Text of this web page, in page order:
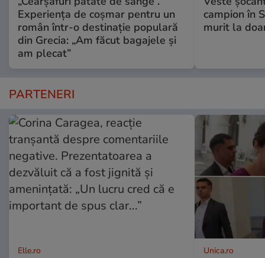
Experiența de coșmar pentru un
român într-o destinație populară
din Grecia: „Am făcut bagajele și
am plecat”
campion în
murit la
PARTENERI
Elle.ro Unica.ro